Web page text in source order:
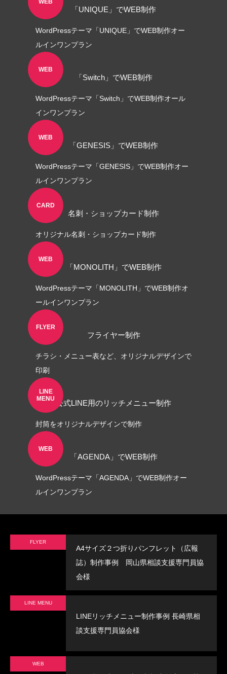
角２封筒制作事例 山本会計事務所
2021.04.07
WEB
「UNIQUE」でWEB制作
WordPressテーマ「UNIQUE」でWEB制作オー
ルインワンプラン
WEB
「Switch」でWEB制作
WordPressテーマ「Switch」でWEB制作オール
インワンプラン
WEB
「GENESIS」でWEB制作
WordPressテーマ「GENESIS」でWEB制作オー
ルインワンプラン
CARD
名刺・ショップカード制作
オリジナル名刺・ショップカード制作
WEB
「MONOLITH」でWEB制作
WordPressテーマ「MONOLITH」でWEB制作オ
ールインワンプラン
FLYER
フライヤー制作
チラシ・メニュー表など、オリジナルデザインで
印刷
LINE
MENU
公式LINE用のリッチメニュー制作
封筒をオリジナルデザインで制作
WEB
「AGENDA」でWEB制作
WordPressテーマ「AGENDA」でWEB制作オー
ルインワンプラン
FLYER
A4サイズ２つ折りパンフレット（広報
誌）制作事例 岡山県相談支援専門員協
会様
LINE MENU
LINEリッチメニュー制作事例 長崎県相
談支援専門員協会様
WEB